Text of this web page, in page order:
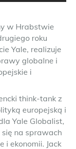
w Hrabstwie
roku
Yale, realizuje
globalne i
i
think-tank z
europejską i
Yale Globalist,
na sprawach
i ekonomii. Jack